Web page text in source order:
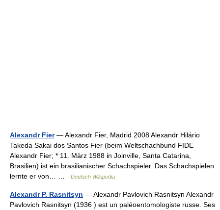
Alexandr Fier— Alexandr Fier, Madrid 2008 Alexandr Hilário
Takeda Sakai dos Santos Fier (beim Weltschachbund FIDE
Alexandr Fier; * 11. März 1988 in Joinville, Santa Catarina,
Brasilien) ist ein brasilianischer Schachspieler. Das Schachspielen
lernte er von… …
Deutsch Wikipedia
Alexandr P. Rasnitsyn — Alexandr Pavlovich Rasnitsyn Alexandr
Pavlovich Rasnitsyn (1936 ) est un paléoentomologiste russe. Ses